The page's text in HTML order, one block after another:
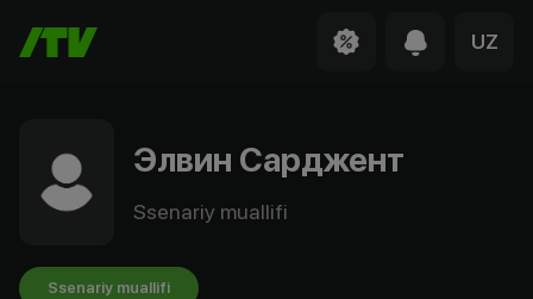
UZ
Элвин Сарджент
Ssenariy muallifi
Ssenariy muallifi